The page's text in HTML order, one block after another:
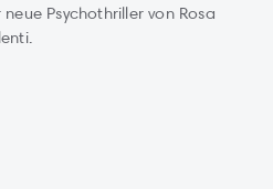
neue Psychothriller von Rosa